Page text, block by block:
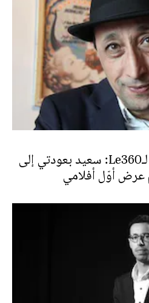
المخرج فوزي بنسعيدي لـLe360: سعيد بعودتي إلى
عرض أوّل أفلامي